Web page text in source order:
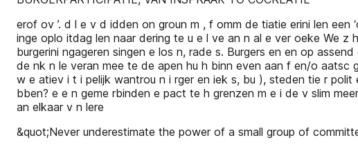
erof ov ’. d l e v d idden on groun m , f omm de tiatie erini len
inge oplo itdag len naar dering te u e l ve an n al e ver oeke We
burgerini ngageren singen e los n, rade s. Burgers en en op
de nk n le veran mee te de apen hu h binn even aan f en/o
w e atiev i t i pelijk wantrou n i rger en iek s, bu ), steden tie r
bben? e e n geme rbinden e pact te h grenzen m e i de v slim
an elkaar v n lere
&quot;Never underestimate the power of a small group of